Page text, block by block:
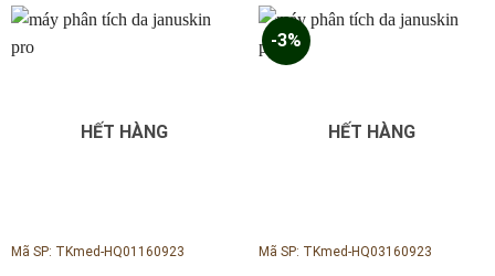
HẾT HÀNG
Mã SP: TKmed-HQ01160923
-3%
HẾT HÀNG
Mã SP: TKmed-HQ03160923